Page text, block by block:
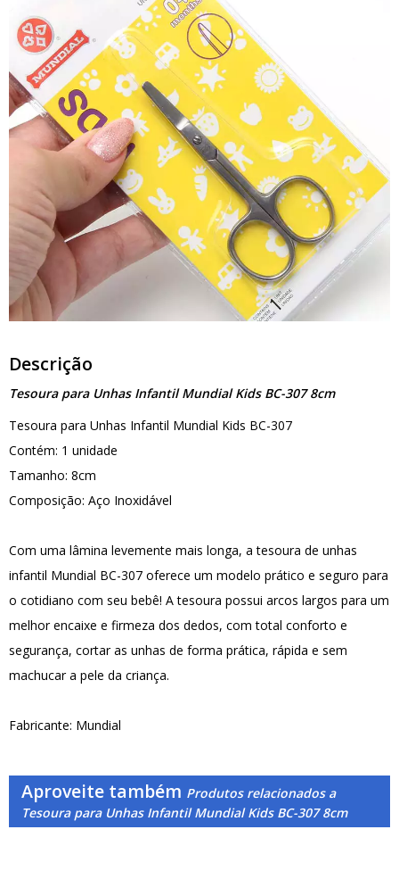
Descrição
Tesoura para Unhas Infantil Mundial Kids BC-307 8cm
Tesoura para Unhas Infantil Mundial Kids BC-307
Contém: 1 unidade
Tamanho: 8cm
Composição: Aço Inoxidável
Com uma lâmina levemente mais longa, a tesoura de unhas
infantil Mundial BC-307 oferece um modelo prático e seguro para
o cotidiano com seu bebê! A tesoura possui arcos largos para um
melhor encaixe e firmeza dos dedos, com total conforto e
segurança, cortar as unhas de forma prática, rápida e sem
machucar a pele da criança.
Fabricante: Mundial
Aproveite também Produtos relacionados a
Tesoura para Unhas Infantil Mundial Kids BC-307 8cm